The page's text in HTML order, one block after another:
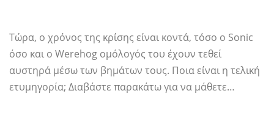
Τώρα, ο χρόνος της κρίσης είναι κοντά, τόσο ο Sonic
όσο και ο Werehog ομόλογός του έχουν τεθεί
αυστηρά μέσω των βημάτων τους. Ποια είναι η τελική
ετυμηγορία; Διαβάστε παρακάτω για να μάθετε…